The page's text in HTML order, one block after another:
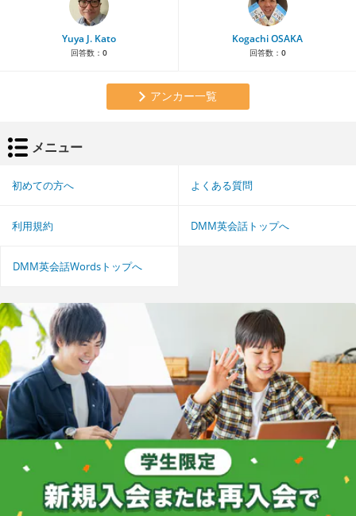
Yuya J. Kato
回答数： 0
Kogachi OSAKA
回答数： 0
アンカー一覧
メニュー
初めての方へ よくある質問
利用規約 DMM英会話トップへ
DMM英会話Wordsトップへ